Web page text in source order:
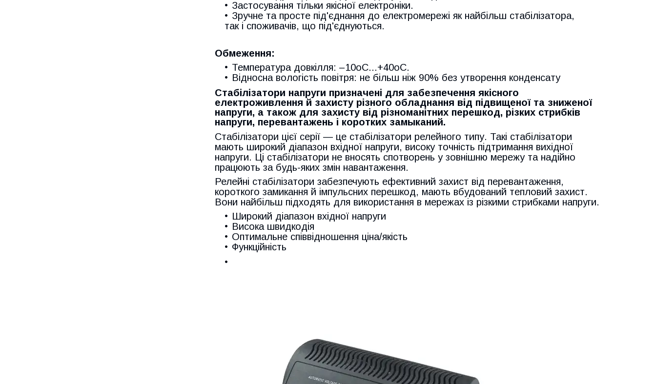
Застосування тільки якісної електроніки.
Зручне та просте під'єднання до електромережі як найбільш стабілізатора,
так і споживачів, що під'єднуються.
Обмеження:
Температура довкілля: –10oC...+40oC.
Відносна вологість повітря: не більш ніж 90% без утворення конденсату
Стабілізатори напруги призначені для забезпечення якісного
електроживлення й захисту різного обладнання від підвищеної та зниженої
напруги, а також для захисту від різноманітних перешкод, різких стрибків
напруги, перевантажень і коротких замыканий.
Стабілізатори цієї серії — це стабілізатори релейного типу. Такі стабілізатори
мають широкий діапазон вхідної напруги, високу точність підтримання вихідної
напруги. Ці стабілізатори не вносять спотворень у зовнішню мережу та надійно
працюють за будь-яких змін навантаження.
Релейні стабілізатори забезпечують ефективний захист від перевантаження,
короткого замикання й імпульсних перешкод, мають вбудований тепловий захист.
Вони найбільш підходять для використання в мережах із різкими стрибками напруги.
Широкий діапазон вхідної напруги
Висока швидкодія
Оптимальне співвідношення ціна/якість
Функційність